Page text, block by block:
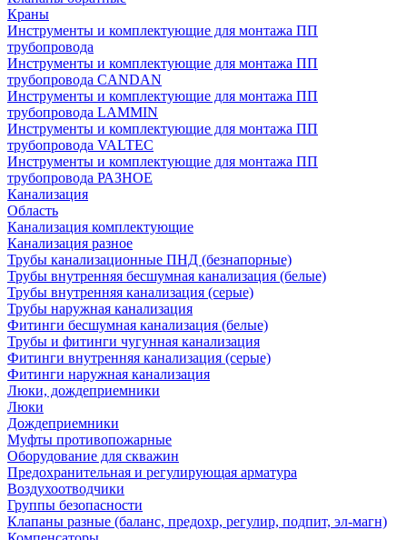
Краны
Инструменты и комплектующие для монтажа ПП
трубопровода
Инструменты и комплектующие для монтажа ПП
трубопровода CANDAN
Инструменты и комплектующие для монтажа ПП
трубопровода LAMMIN
Инструменты и комплектующие для монтажа ПП
трубопровода VALTEC
Инструменты и комплектующие для монтажа ПП
трубопровода РАЗНОЕ
Канализация
Область
Канализация комплектующие
Канализация разное
Трубы канализационные ПНД (безнапорные)
Трубы внутренняя бесшумная канализация (белые)
Трубы внутренняя канализация (серые)
Трубы наружная канализация
Фитинги бесшумная канализация (белые)
Трубы и фитинги чугунная канализация
Фитинги внутренняя канализация (серые)
Фитинги наружная канализация
Люки, дождеприемники
Люки
Дождеприемники
Муфты противопожарные
Оборудование для скважин
Предохранительная и регулирующая арматура
Воздухоотводчики
Группы безопасности
Клапаны разные (баланс, предохр, регулир, подпит, эл-магн)